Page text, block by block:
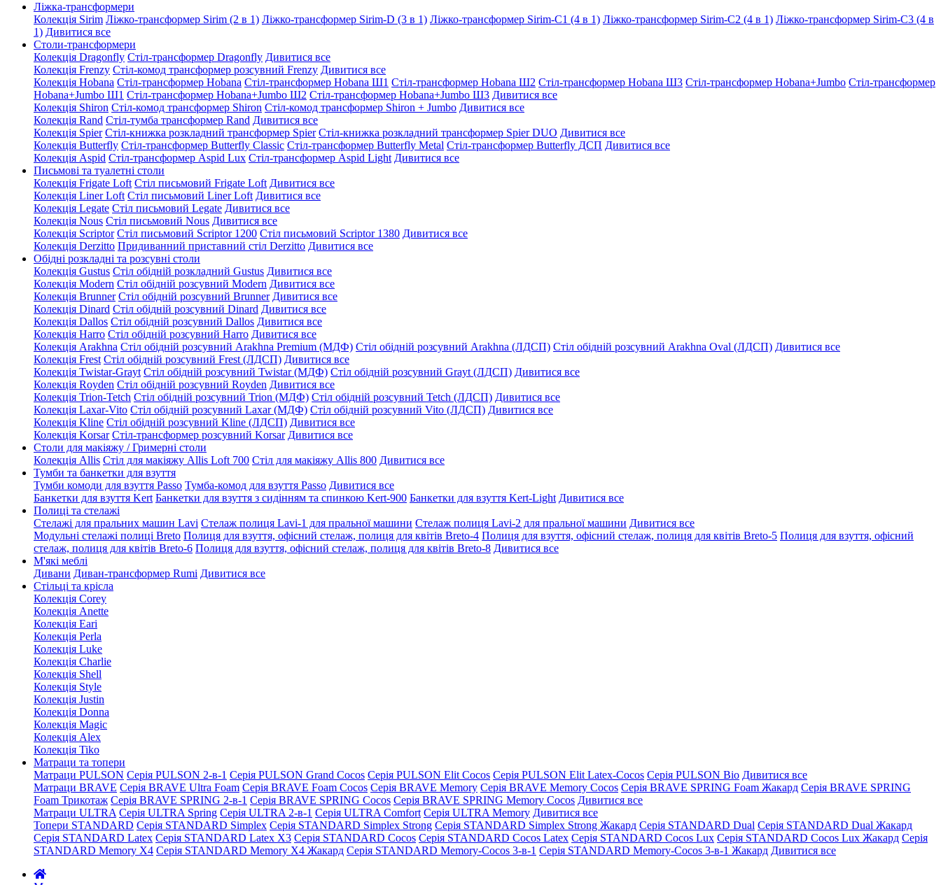
Ліжка-трансформери
Колекція Sirim Ліжко-трансформер Sirim (2 в 1) Ліжко-трансформер Sirim-D (3 в 1) Ліжко-трансформер Sirim-C1 (4 в 1) Ліжко-трансформер Sirim-C2 (4 в 1) Ліжко-трансформер Sirim-C3 (4 в
1) Дивитися все
Столи-трансформери
Колекція Dragonfly Стіл-трансформер Dragonfly Дивитися все
Колекція Frenzy Стіл-комод трансформер розсувний Frenzy Дивитися все
Колекція Hobana Стіл-трансформер Hobana Стіл-трансформер Hobana Ш1 Стіл-трансформер Hobana Ш2 Стіл-трансформер Hobana Ш3 Стіл-трансформер Hobana+Jumbo Стіл-трансформер
Hobana+Jumbo Ш1 Стіл-трансформер Hobana+Jumbo Ш2 Стіл-трансформер Hobana+Jumbo Ш3 Дивитися все
Колекція Shiron Стіл-комод трансформер Shiron Стіл-комод трансформер Shiron + Jumbo Дивитися все
Колекція Rand Стіл-тумба трансформер Rand Дивитися все
Колекція Spier Стіл-книжка розкладний трансформер Spier Стіл-книжка розкладний трансформер Spier DUO Дивитися все
Колекція Butterfly Стіл-трансформер Butterfly Classic Стіл-трансформер Butterfly Metal Стіл-трансформер Butterfly ДСП Дивитися все
Колекція Aspid Стіл-трансформер Aspid Lux Стіл-трансформер Aspid Light Дивитися все
Письмові та туалетні столи
Колекція Frigate Loft Стіл письмовий Frigate Loft Дивитися все
Колекція Liner Loft Стіл письмовий Liner Loft Дивитися все
Колекція Legate Стіл письмовий Legate Дивитися все
Колекція Nous Стіл письмовий Nous Дивитися все
Колекція Scriptor Стіл письмовий Scriptor 1200 Стіл письмовий Scriptor 1380 Дивитися все
Колекція Derzitto Придиванний приставний стіл Derzitto Дивитися все
Обідні розкладні та розсувні столи
Колекція Gustus Стіл обідній розкладний Gustus Дивитися все
Колекція Modern Стіл обідній розсувний Modern Дивитися все
Колекція Brunner Стіл обідній розсувний Brunner Дивитися все
Колекція Dinard Стіл обідній розсувний Dinard Дивитися все
Колекція Dallos Стіл обідній розсувний Dallos Дивитися все
Колекція Harro Стіл обідній розсувний Harro Дивитися все
Колекція Arakhna Стіл обідній розсувний Arakhna Premium (МДФ) Стіл обідній розсувний Arakhna (ЛДСП) Стіл обідній розсувний Arakhna Oval (ЛДСП) Дивитися все
Колекція Frest Стіл обідній розсувний Frest (ЛДСП) Дивитися все
Колекція Twistar-Grayt Стіл обідній розсувний Twistar (МДФ) Стіл обідній розсувний Grayt (ЛДСП) Дивитися все
Колекція Royden Стіл обідній розсувний Royden Дивитися все
Колекція Trion-Tetch Стіл обідній розсувний Trion (МДФ) Стіл обідній розсувний Tetch (ЛДСП) Дивитися все
Колекція Laxar-Vito Стіл обідній розсувний Laxar (МДФ) Стіл обідній розсувний Vito (ЛДСП) Дивитися все
Колекція Kline Стіл обідній розсувний Kline (ЛДСП) Дивитися все
Колекція Korsar Стіл-трансформер розсувний Korsar Дивитися все
Столи для макіяжу / Гримерні столи
Колекція Allis Стіл для макіяжу Allis Loft 700 Стіл для макіяжу Allis 800 Дивитися все
Тумби та банкетки для взуття
Тумби комоди для взуття Passo Тумба-комод для взуття Passo Дивитися все
Банкетки для взуття Kert Банкетки для взуття з сидінням та спинкою Kert-900 Банкетки для взуття Kert-Light Дивитися все
Полиці та стелажі
Стелажі для пральних машин Lavi Стелаж полиця Lavi-1 для пральної машини Стелаж полиця Lavi-2 для пральної машини Дивитися все
Модульні стелажі полиці Breto Полиця для взуття, офісний стелаж, полиця для квітів Breto-4 Полиця для взуття, офісний стелаж, полиця для квітів Breto-5 Полиця для взуття, офісний
стелаж, полиця для квітів Breto-6 Полиця для взуття, офісний стелаж, полиця для квітів Breto-8 Дивитися все
М'які меблі
Дивани Диван-трансформер Rumi Дивитися все
Стільці та крісла
Колекція Corey
Колекція Anette
Колекція Eari
Колекція Perla
Колекція Luke
Колекція Charlie
Колекція Shell
Колекція Style
Колекція Justin
Колекція Donna
Колекція Magic
Колекція Alex
Колекція Tiko
Матраци та топери
Матраци PULSON Серія PULSON 2-в-1 Серія PULSON Grand Cocos Серія PULSON Elit Cocos Серія PULSON Elit Latex-Cocos Серія PULSON Bio Дивитися все
Матраци BRAVE Серія BRAVE Ultra Foam Серія BRAVE Foam Cocos Серія BRAVE Memory Серія BRAVE Memory Cocos Серія BRAVE SPRING Foam Жакард Серія BRAVE SPRING
Foam Трикотаж Серія BRAVE SPRING 2-в-1 Серія BRAVE SPRING Cocos Серія BRAVE SPRING Memory Cocos Дивитися все
Матраци ULTRA Серія ULTRA Spring Серія ULTRA 2-в-1 Серія ULTRA Comfort Серія ULTRA Memory Дивитися все
Топери STANDARD Серія STANDARD Simplex Серія STANDARD Simplex Strong Серія STANDARD Simplex Strong Жакард Серія STANDARD Dual Серія STANDARD Dual Жакард
Серія STANDARD Latex Серія STANDARD Latex X3 Серія STANDARD Cocos Серія STANDARD Cocos Latex Серія STANDARD Cocos Lux Серія STANDARD Cocos Lux Жакард Серія
STANDARD Memory X4 Серія STANDARD Memory X4 Жакард Серія STANDARD Memory-Cocos 3-в-1 Серія STANDARD Memory-Cocos 3-в-1 Жакард Дивитися все